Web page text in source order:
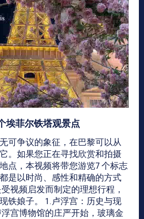
埃菲尔铁塔观景点
可争议的象征，在巴黎可以从
。如果您正在寻找欣赏和拍摄
点，本视频将带您游览7 个标志
是以时尚、感性和精确的方式
视频启发而制定的理想行程，
铁娘子。 1.卢浮宫：历史与现
宫博物馆的庄严开始，玻璃金